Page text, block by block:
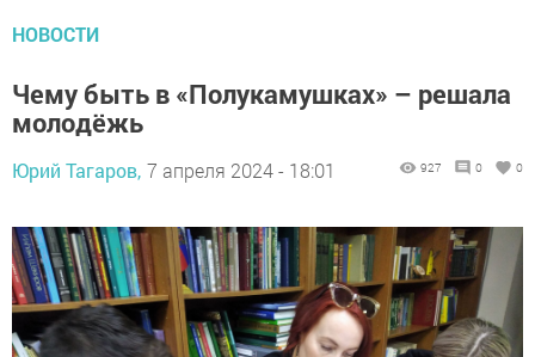
НОВОСТИ
Чему быть в «Полукамушках» – решала
молодёжь
Юрий Тагаров, 7 апреля 2024 - 18:01 927 0 0